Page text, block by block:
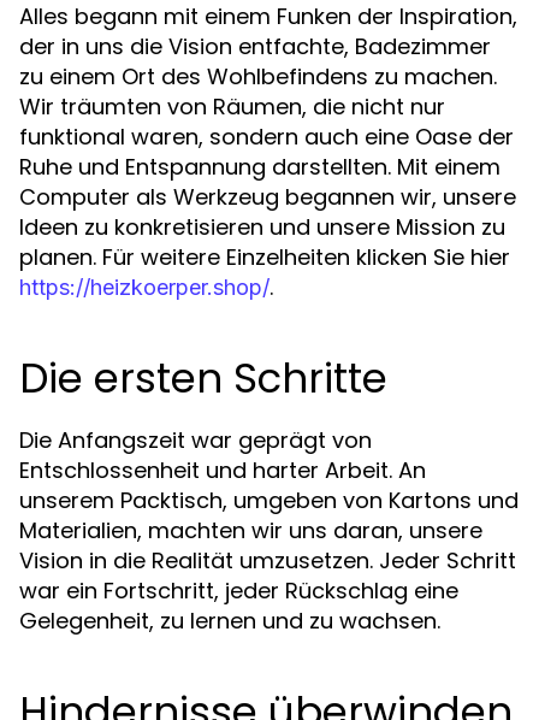
Alles begann mit einem Funken der Inspiration,
der in uns die Vision entfachte, Badezimmer
zu einem Ort des Wohlbefindens zu machen.
Wir träumten von Räumen, die nicht nur
funktional waren, sondern auch eine Oase der
Ruhe und Entspannung darstellten. Mit einem
Computer als Werkzeug begannen wir, unsere
Ideen zu konkretisieren und unsere Mission zu
planen. Für weitere Einzelheiten klicken Sie hier
https://heizkoerper.shop/.
Die ersten Schritte
Die Anfangszeit war geprägt von
Entschlossenheit und harter Arbeit. An
unserem Packtisch, umgeben von Kartons und
Materialien, machten wir uns daran, unsere
Vision in die Realität umzusetzen. Jeder Schritt
war ein Fortschritt, jeder Rückschlag eine
Gelegenheit, zu lernen und zu wachsen.